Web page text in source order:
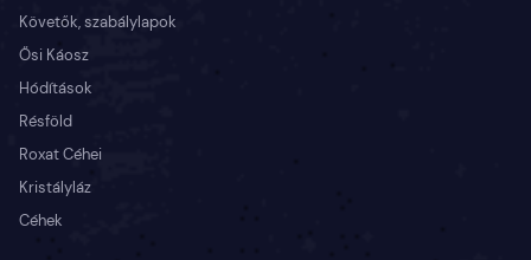
Követők, szabálylapok
Ősi Káosz
Hódítások
Résföld
Roxat Céhei
Kristályláz
Céhek